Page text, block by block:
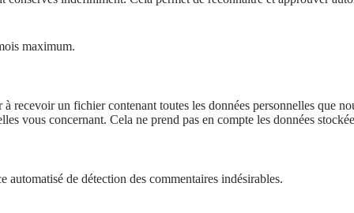
maximum.
recevoir un fichier contenant toutes les données personnelles que
vous concernant. Cela ne prend pas en compte les données
automatisé de détection des commentaires indésirables.